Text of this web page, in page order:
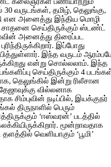
வருடங்கள், தமிழ், தெலுங்கு,
என அனைத்து இந்திய மொழி
சாதனை செய்திருக்கும் ஸ்டண்ட்
அனைத்து திரைப்பட
இப்போது
இந்த வருடம்
என்று சொல்லலாம். இந்த
செய்திருக்கும் 4
தெலுங்கில் இன்று ரிலீசான
தேஜாவுக்கு வில்லனாக
சிம்புவின் நடிப்பில், இயக்குநர்
திருநாளில் பெரும்
‘ஈஸ்வரன்’ படத்தில்
மூன்றாவதாக
தளத்தில் வெளியாகும் ‘பூமி’